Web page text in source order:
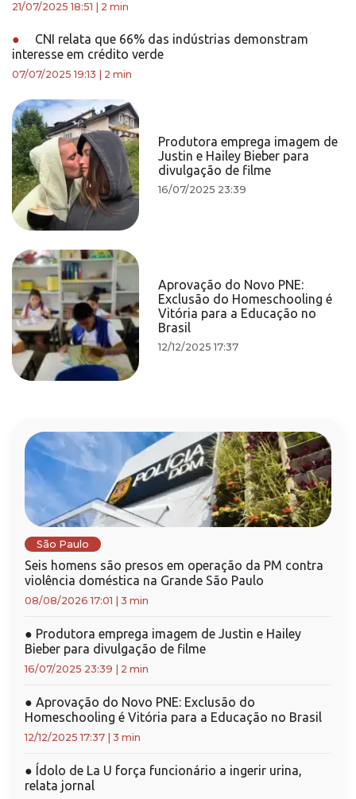
21/07/2025 18:51 2 min
●
CNI relata que 66% das indústrias demonstram
interesse em crédito verde
07/07/2025 19:13 2 min
Produtora emprega imagem de
Justin e Hailey Bieber para
divulgação de filme
16/07/2025 23:39
Aprovação do Novo PNE:
Exclusão do Homeschooling é
Vitória para a Educação no
Brasil
12/12/2025 17:37
São Paulo
Seis homens são presos em operação da PM contra
violência doméstica na Grande São Paulo
08/08/2026 17:01 3 min
● Produtora emprega imagem de Justin e Hailey
Bieber para divulgação de filme
16/07/2025 23:39 2 min
● Aprovação do Novo PNE: Exclusão do
Homeschooling é Vitória para a Educação no Brasil
12/12/2025 17:37 3 min
● Ídolo de La U força funcionário a ingerir urina,
relata jornal